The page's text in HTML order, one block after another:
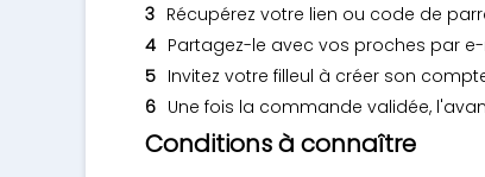
Récupérez votre lien ou code de
Partagez-le avec vos proches par e-
Invitez votre filleul à créer son
Une fois la commande validée,
Conditions à connaître